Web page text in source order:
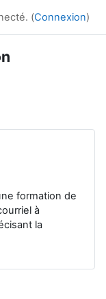
(Connexion)
formation de
à
la